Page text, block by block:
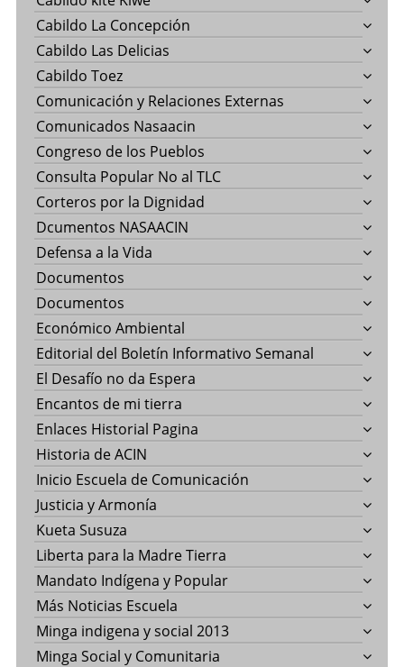
Cabildo La Concepción
Cabildo Las Delicias
Cabildo Toez
Comunicación y Relaciones Externas
Comunicados Nasaacin
Congreso de los Pueblos
Consulta Popular No al TLC
Corteros por la Dignidad
Dcumentos NASAACIN
Defensa a la Vida
Documentos
Documentos
Económico Ambiental
Editorial del Boletín Informativo Semanal
El Desafío no da Espera
Encantos de mi tierra
Enlaces Historial Pagina
Historia de ACIN
Inicio Escuela de Comunicación
Justicia y Armonía
Kueta Susuza
Liberta para la Madre Tierra
Mandato Indígena y Popular
Más Noticias Escuela
Minga indigena y social 2013
Minga Social y Comunitaria